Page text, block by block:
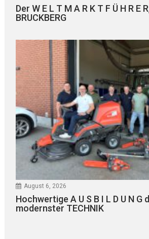
Der W E L T M A R K T F Ü H R E
BRUCKBERG
August 6, 2026
Hochwertige A U S B I L D U N G
modernster TECHNIK